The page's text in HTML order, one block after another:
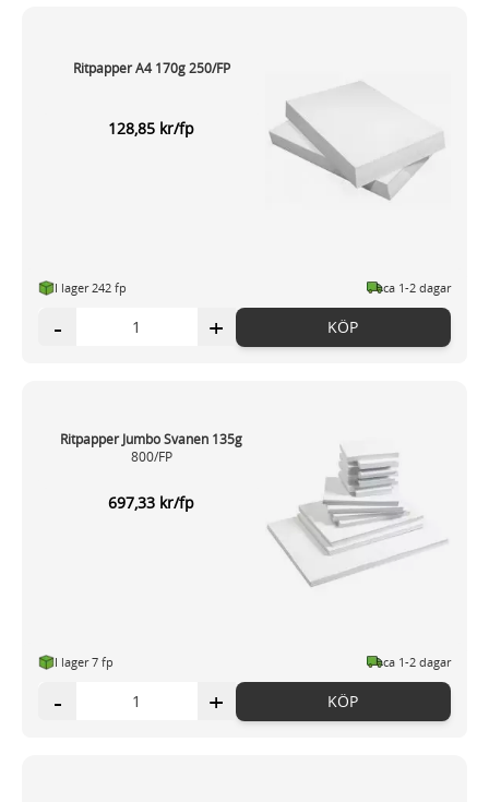
Ritpapper A4 170g 250/FP
128,85 kr/fp
I lager 242 fp ca 1-2 dagar
- + KÖP
Ritpapper Jumbo Svanen 135g
800/FP
697,33 kr/fp
I lager 7 fp ca 1-2 dagar
- + KÖP